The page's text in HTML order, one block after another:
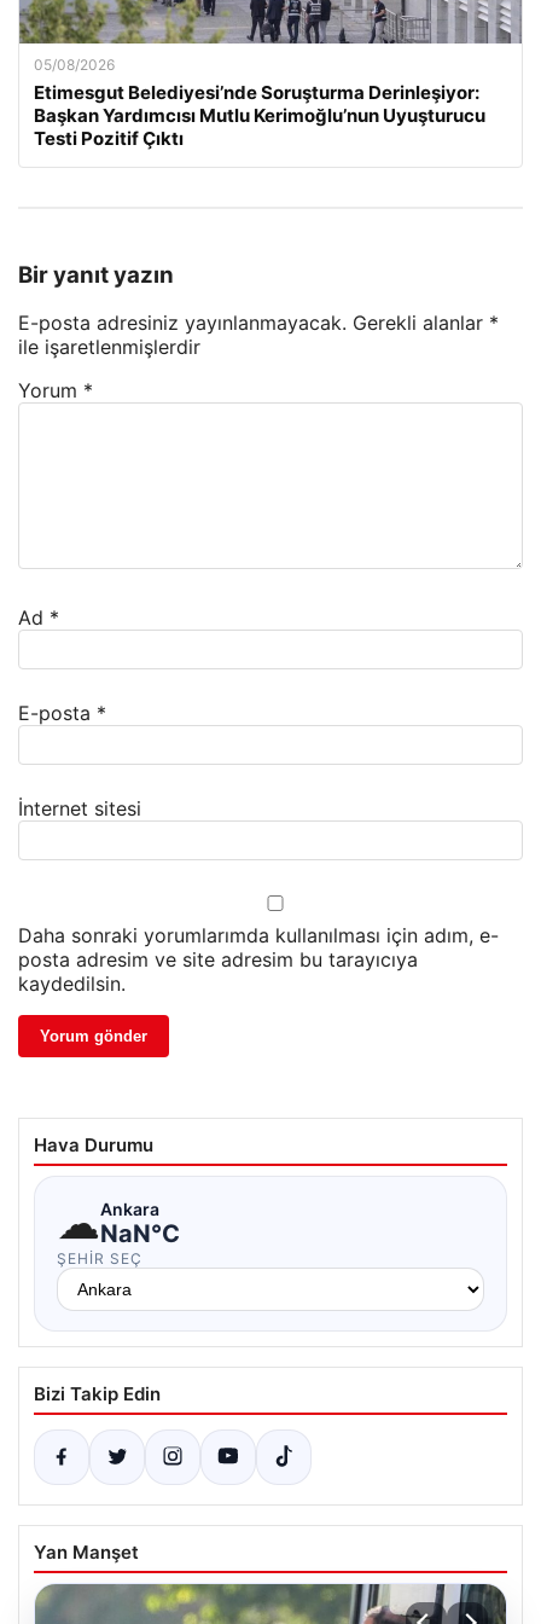
05/08/2026
Etimesgut Belediyesi’nde Soruşturma Derinleşiyor:
Başkan Yardımcısı Mutlu Kerimoğlu’nun Uyuşturucu
Testi Pozitif Çıktı
Bir yanıt yazın
E-posta adresiniz yayınlanmayacak. Gerekli alanlar *
ile işaretlenmişlerdir
Yorum *
Ad *
E-posta *
İnternet sitesi
Daha sonraki yorumlarımda kullanılması için adım, e-
posta adresim ve site adresim bu tarayıcıya
kaydedilsin.
Hava Durumu
☁Ankara
NaN°C
ŞEHIR SEÇ
Bizi Takip Edin
Yan Manşet